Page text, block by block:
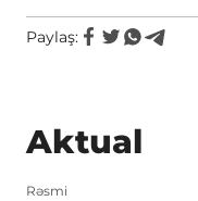
Paylaş:
Aktual
Rəsmi